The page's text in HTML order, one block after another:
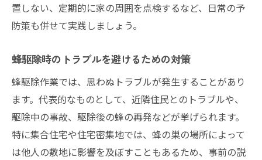
置しない、定期的に家の周囲を点検するなど、日常の予
防策も併せて実践しましょう。
蜂駆除時のトラブルを避けるための対策
蜂駆除作業では、思わぬトラブルが発生することがあり
ます。代表的なものとして、近隣住民とのトラブルや、
駆除中の事故、駆除後の蜂の再発などが挙げられます。
特に集合住宅や住宅密集地では、蜂の巣の場所によって
は他人の敷地に影響を及ぼすこともあるため、事前の説